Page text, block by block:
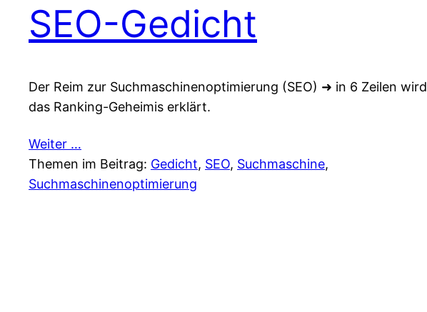
SEO-Gedicht
Der Reim zur Suchmaschinenoptimierung (SEO) ➜ in 6 Zeilen wird
das Ranking-Geheimis erklärt.
Weiter …
Themen im Beitrag: Gedicht, SEO, Suchmaschine
Suchmaschinenoptimierung